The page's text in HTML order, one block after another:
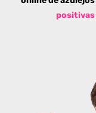
positivas